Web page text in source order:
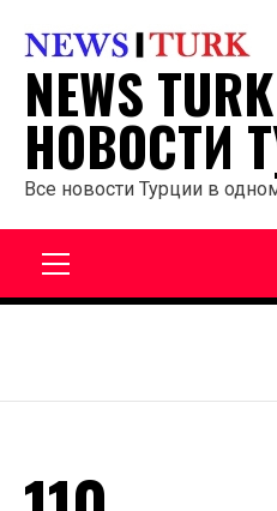
содержанию
NEWS
НОВОСТИ
Все новости Турции в